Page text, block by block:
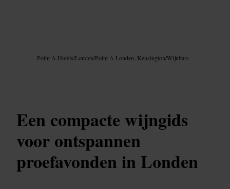
Point A Hotels/Londen/Point A Londen, Kensington/Wijnbars
Een compacte wijngids
voor ontspannen
proefavonden in Londen